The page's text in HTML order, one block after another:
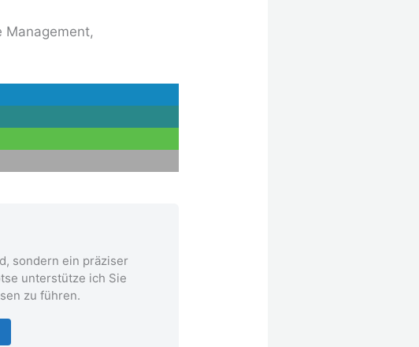
Management,
sondern ein präziser
unterstütze ich Sie
zu führen.